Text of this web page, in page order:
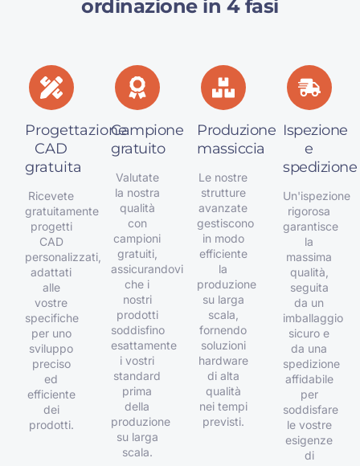
ordinazione in 4 fasi
Progettazione
CAD
gratuita
Ricevete
gratuitamente
progetti
CAD
personalizzati,
adattati
alle
vostre
specifiche
per uno
sviluppo
preciso
ed
efficiente
dei
prodotti.
Campione
gratuito
Valutate
la nostra
qualità
con
campioni
gratuiti,
assicurandovi
che i
nostri
prodotti
soddisfino
esattamente
i vostri
standard
prima
della
produzione
su larga
scala.
Produzione
massiccia
Le nostre
strutture
avanzate
gestiscono
in modo
efficiente
la
produzione
su larga
scala,
fornendo
soluzioni
hardware
di alta
qualità
nei tempi
previsti.
Ispezione
e
spedizione
Un'ispezione
rigorosa
garantisce
la
massima
qualità,
seguita
da un
imballaggio
sicuro e
da una
spedizione
affidabile
per
soddisfare
le vostre
esigenze
di